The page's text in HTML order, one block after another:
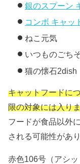
銀のスプーン
コンボ キャッ
ねこ元気
いつものごち
猫の懐石2dish
キャットフードに
限の対象には入り
フードが食品以外
される可能性があり
赤色106号（アシ